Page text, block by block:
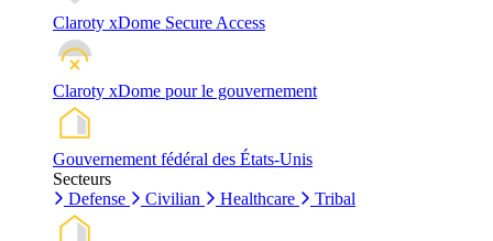
Claroty xDome Secure Access
Claroty xDome pour le gouvernement
Gouvernement fédéral des États-Unis
Secteurs
Defense
Civilian Healthcare Tribal